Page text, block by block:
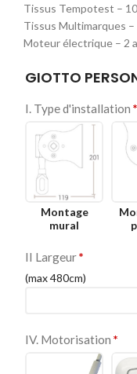
Tissus Tempotest –
Tissus Multimarques –
Moteur électrique – 2
GIOTTO
I. Type d'installation *
Montage
mural
II Largeur*
(max 480cm)
IV. Motorisation *